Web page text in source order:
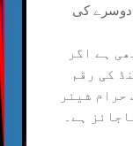
دوسرے کی
ہے اگر
کی رقم
شیئر
ہے۔